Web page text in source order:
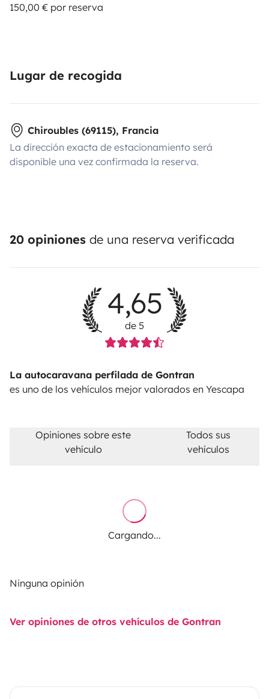
150,00 € por reserva
Lugar de recogida
Chiroubles (69115), Francia
La dirección exacta de estacionamiento será
disponible una vez confirmada la reserva.
20 opiniones de una reserva verificada
4,65
de 5
La autocaravana perfilada de Gontran
es uno de los vehículos mejor valorados en Yescapa
Opiniones sobre este
vehículo
Todos sus
vehículos
Cargando...
Ninguna opinión
Ver opiniones de otros vehículos de Gontran